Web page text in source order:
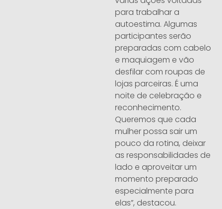
para trabalhar a
autoestima. Algumas
participantes serão
preparadas com cabelo
e maquiagem e vão
desfilar com roupas de
lojas parceiras. É uma
noite de celebração e
reconhecimento.
Queremos que cada
mulher possa sair um
pouco da rotina, deixar
as responsabilidades de
lado e aproveitar um
momento preparado
especialmente para
elas”, destacou.